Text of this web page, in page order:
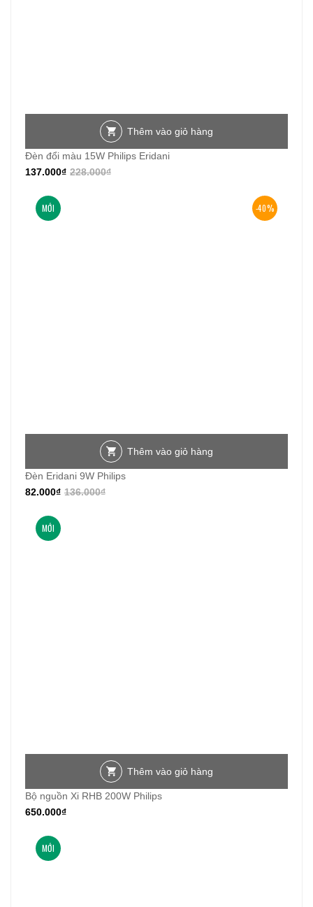
Thêm vào giỏ hàng
Đèn đổi màu 15W Philips Eridani
228.000₫
137.000₫
-40%
MỚI
Thêm vào giỏ hàng
Đèn Eridani 9W Philips
136.000₫
82.000₫
MỚI
Thêm vào giỏ hàng
Bộ nguồn Xi RHB 200W Philips
650.000₫
MỚI